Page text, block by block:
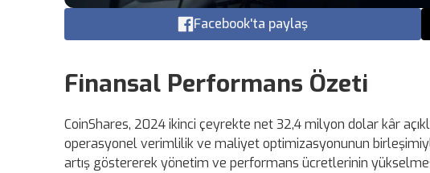
Facebook'ta paylaş
Finansal Performans Özeti
CoinShares, 2024 ikinci çeyrekte net 32,4 milyon dolar kâr
operasyonel verimlilik ve maliyet optimizasyonunun
artış göstererek yönetim ve performans ücretlerinin